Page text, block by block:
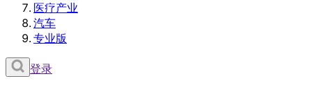
医疗产业
汽车
专业版
登录